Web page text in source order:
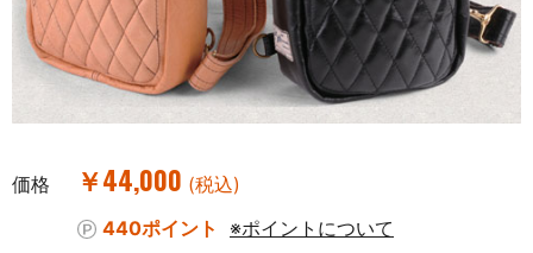
価格 ￥44,000 (税込)
440ポイント
※ポイントについて